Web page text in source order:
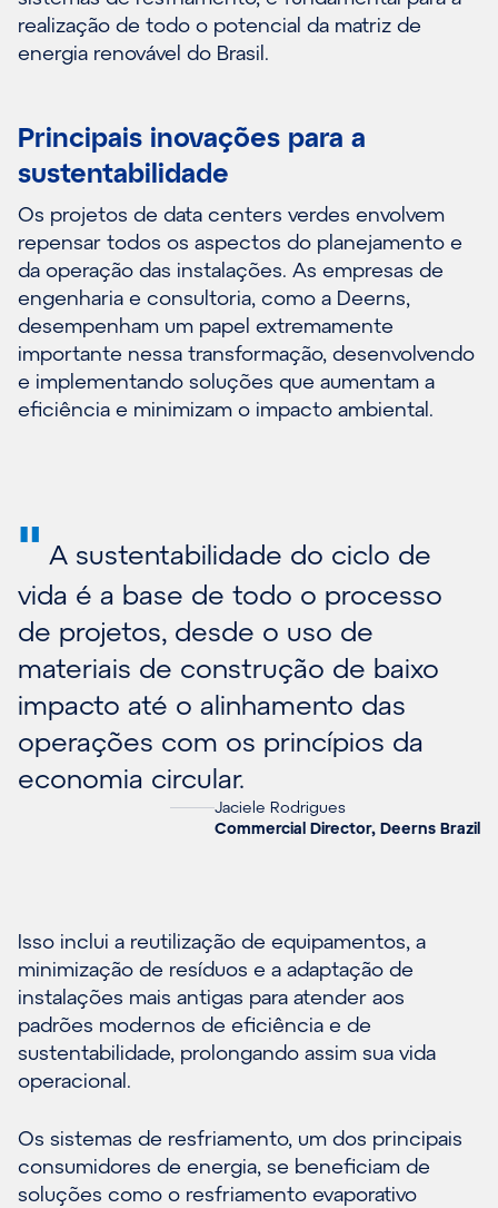
realização de todo o potencial da matriz de
energia renovável do Brasil.
Principais inovações para a
sustentabilidade
Os projetos de data centers verdes envolvem
repensar todos os aspectos do planejamento e
da operação das instalações. As empresas de
engenharia e consultoria, como a Deerns,
desempenham um papel extremamente
importante nessa transformação, desenvolvendo
e implementando soluções que aumentam a
eficiência e minimizam o impacto ambiental.
" A sustentabilidade do ciclo de
vida é a base de todo o processo
de projetos, desde o uso de
materiais de construção de baixo
impacto até o alinhamento das
operações com os princípios da
economia circular.
Jaciele Rodrigues
Commercial Director, Deerns Brazil
Isso inclui a reutilização de equipamentos, a
minimização de resíduos e a adaptação de
instalações mais antigas para atender aos
padrões modernos de eficiência e de
sustentabilidade, prolongando assim sua vida
operacional.
Os sistemas de resfriamento, um dos principais
consumidores de energia, se beneficiam de
soluções como o resfriamento evaporativo